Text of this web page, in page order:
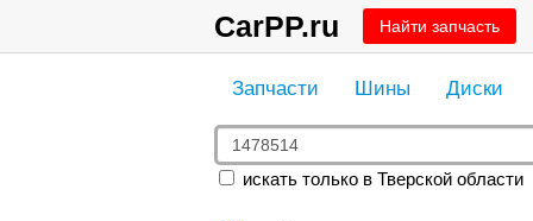
CarPP.ru Найти запчасть
Запчасти Шины Диски
искать только в Тверской области